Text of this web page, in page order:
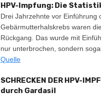
HPV-Impfung: Die
Drei Jahrzehnte vor Einführung
Gebärmutterhalskrebs waren
Rückgang. Das wurde mit
nur unterbrochen, sondern
Quelle
SCHRECKEN DER HPV-
durch Gardasil